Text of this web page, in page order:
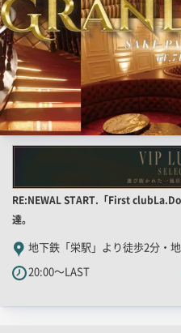
店
舗
PR
キ
ャ
RE:NEWAL START.「First
達。
地下鉄「栄駅」より徒歩2分・
20:00～LAST